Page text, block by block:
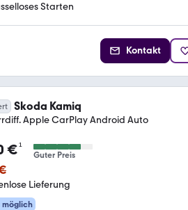
Starten
Kontakt
Skoda Kamiq
Apple CarPlay Android Auto
€¹
Guter Preis
Lieferung
möglich